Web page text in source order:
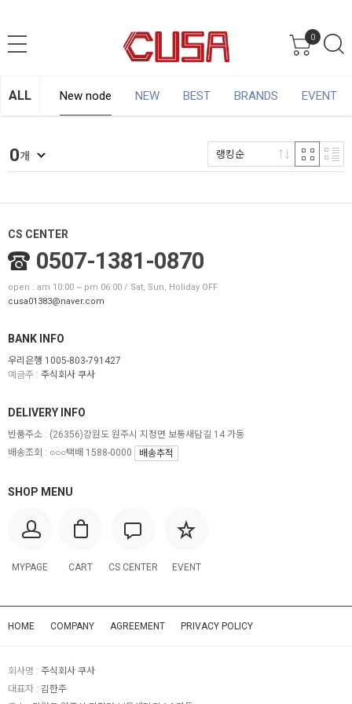
0
ALL New node NEW BEST BRANDS EVENT
0개 랭킹순
CS CENTER
0507-1381-0870
open : am 10:00 ~ pm 06:00 / Sat, Sun, Holiday OFF
cusa01383@naver.com
BANK INFO
우리은행 1005-803-791427
예금주 : 주식회사 쿠사
SHOP MENU
MYPAGE CART CS CENTER EVENT
DELIVERY INFO
반품주소 : (26356)강원도 원주시 지정면 보통새담길 14 가동
배송조회 : ○○○택배 1588-0000
배송추적
HOME COMPANY AGREEMENT PRIVACY POLICY
회사명 : 주식회사 쿠사
대표자 : 김한주